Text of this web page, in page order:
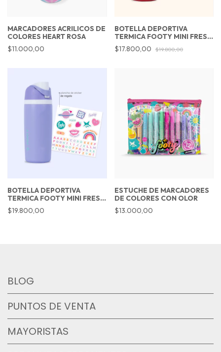
MARCADORES ACRILICOS DE
COLORES HEART ROSA
$11.000,00
BOTELLA DEPORTIVA
TERMICA FOOTY MINI FRESH
ROJO 473ML
$17.800,00 $19.800,00
BOTELLA DEPORTIVA
TERMICA FOOTY MINI FRESH
LILA 473ML
$19.800,00
ESTUCHE DE MARCADORES
DE COLORES CON OLOR
$13.000,00
BLOG
PUNTOS DE VENTA
MAYORISTAS